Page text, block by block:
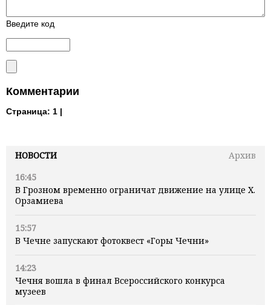
НОВОСТИ
Архив
16:45
В Грозном временно ограничат движение на улице Х.
Орзамиева
15:57
В Чечне запускают фотоквест «Горы Чечни»
14:23
Чечня вошла в финал Всероссийского конкурса
музеев
Введите код
Комментарии
Страница: 1 |